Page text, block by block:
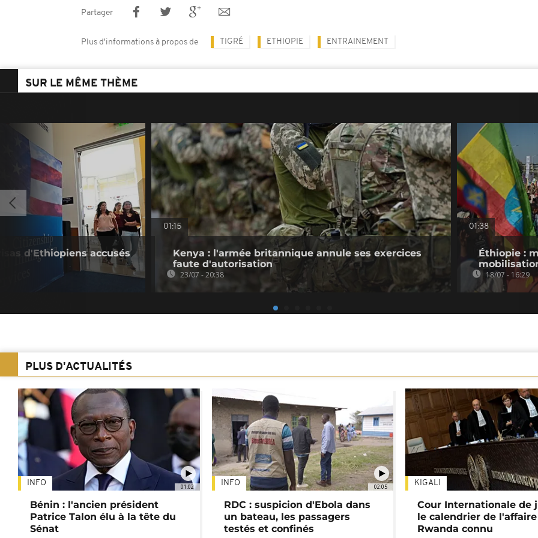
Partager
Plus d'informations à propos de TIGRÉ ETHIOPIE ENTRAINEMENT
SUR LE MÊME THÈME
d'Ethiopiens accusés
01:15
Kenya : l'armée britannique annule ses exercices
faute d'autorisation
23/07 - 20:38
01:38
Éthiopie :
18/07 - 16:29
PLUS D'ACTUALITÉS
01:02
INFO
Bénin : l'ancien président
Patrice Talon élu à la tête du
Sénat
02:05
INFO
RDC : suspicion d'Ebola dans
un bateau, les passagers
testés et confinés
KIGALI
Cour Internationale de
le calendrier de l'affaire
Rwanda connu